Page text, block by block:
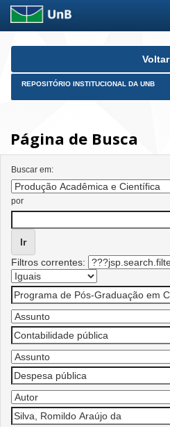
Skip
Voltar
REPOSITÓRIO INSTITUCIONAL DA UNB
Página de Busca
Buscar em:
por
Filtros correntes: